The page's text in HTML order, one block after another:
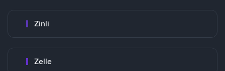
Zinli
Zelle